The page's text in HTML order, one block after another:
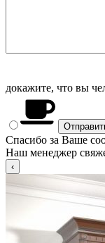
докажите, что вы
Спасибо за Ваше
Наш менеджер